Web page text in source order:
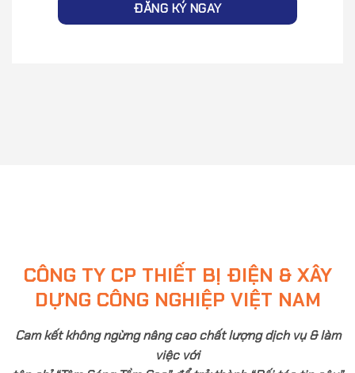
CÔNG TY CP THIẾT BỊ ĐIỆN & XÂY
DỰNG CÔNG NGHIỆP VIỆT NAM
Cam kết không ngừng nâng cao chất lượng dịch vụ & làm
việc với